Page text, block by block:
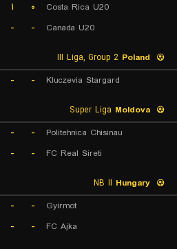
Costa Rica U20 ۰ ۱
Canada U20
-
-
Poland
Kluczevia Stargard
-
-
Moldova
Politehnica Chisinau
-
-
FC Real Sireti
-
-
Hungary
Gyirmot
-
-
FC Ajka
-
-